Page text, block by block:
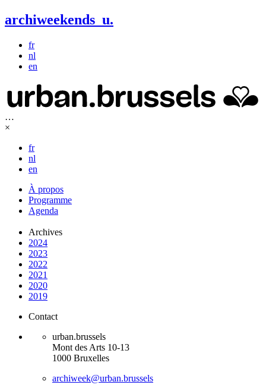
archiweekends u.
fr
nl
en
…
×
fr
nl
en
À propos
Programme
Agenda
Archives
2024
2023
2022
2021
2020
2019
Contact
urban.brussels
Mont des Arts 10-13
1000 Bruxelles
archiweek@urban.brussels